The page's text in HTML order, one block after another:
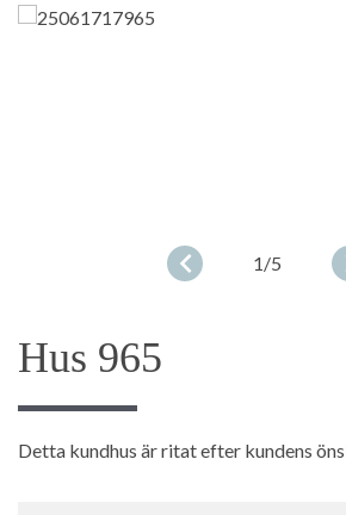
1/5
Hus 965
Detta kundhus är ritat efter kundens